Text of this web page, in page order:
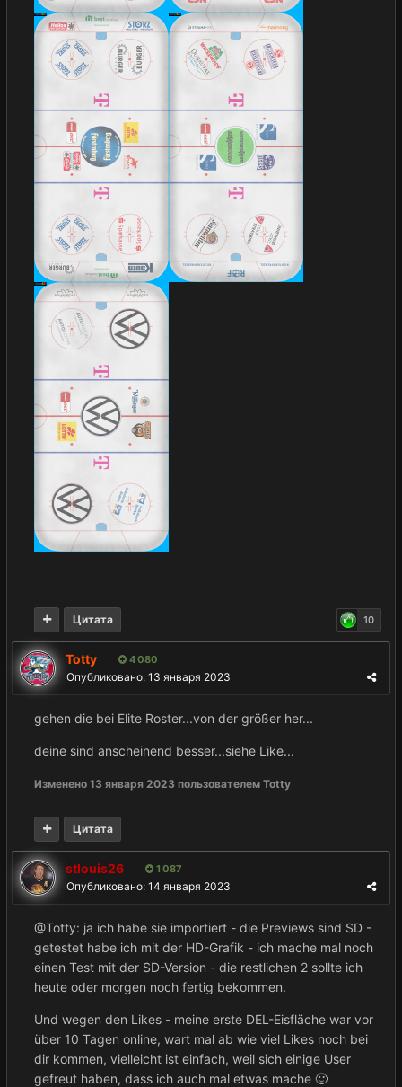
10
Цитата
Totty 4 080
Опубликовано: 13 января 2023
gehen die bei Elite Roster...von der größer her...
deine sind anscheinend besser...siehe Like...
Изменено 13 января 2023 пользователем Totty
Цитата
stlouis26 1 087
Опубликовано: 14 января 2023
@Totty: ja ich habe sie importiert - die Previews sind SD -
getestet habe ich mit der HD-Grafik - ich mache mal noch
einen Test mit der SD-Version - die restlichen 2 sollte ich
heute oder morgen noch fertig bekommen.
Und wegen den Likes - meine erste DEL-Eisfläche war vor
über 10 Tagen online, wart mal ab wie viel Likes noch bei
dir kommen, vielleicht ist einfach, weil sich einige User
gefreut haben, dass ich auch mal etwas mache 🙂